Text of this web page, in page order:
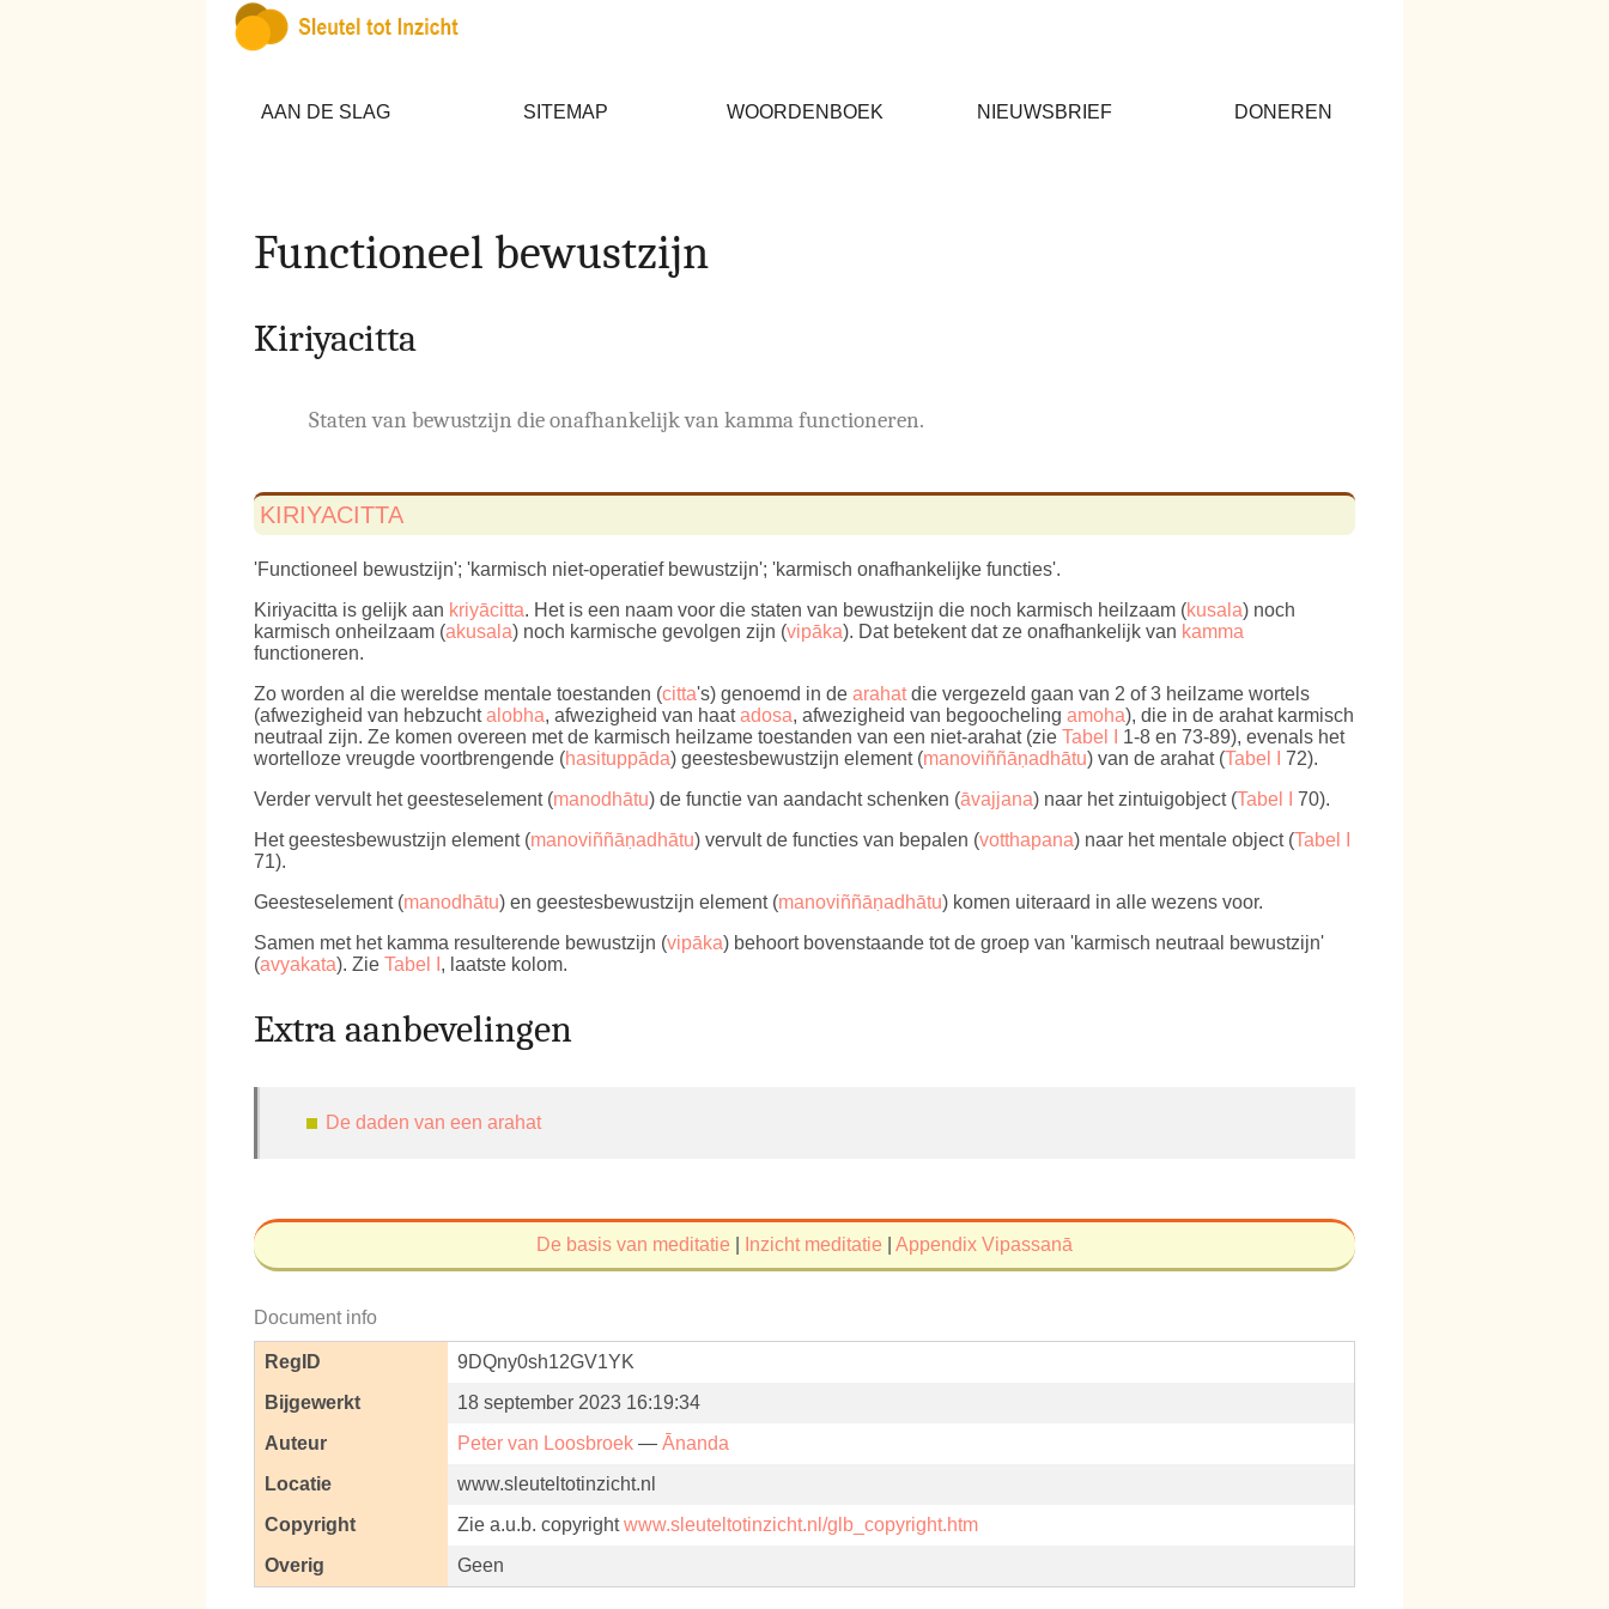
AAN DE SLAG SITEMAP WOORDENBOEK NIEUWSBRIEF DONEREN
Functioneel bewustzijn
Kiriyacitta
Staten van bewustzijn die onafhankelijk van kamma functioneren.
KIRIYACITTA
'Functioneel bewustzijn'; 'karmisch niet-operatief bewustzijn'; 'karmisch onafhankelijke functies'.
Kiriyacitta is gelijk aan kriyācitta. Het is een naam voor die staten van bewustzijn die noch karmisch heilzaam (kusala) noch
karmisch onheilzaam (akusala) noch karmische gevolgen zijn (vipāka). Dat betekent dat ze onafhankelijk van kamma
functioneren.
Zo worden al die wereldse mentale toestanden (citta's) genoemd in de arahatdie vergezeld gaan van 2 of 3 heilzame wortels
(afwezigheid van hebzuchtalobha, afwezigheid van haatadosa, afwezigheid van begoocheling amoha), die in de arahat karmisch
neutraal zijn. Ze komen overeen met de karmisch heilzame toestanden van een niet-arahat (zie Tabel I
1-8 en 73-89), evenals het
wortelloze vreugde voortbrengende (hasituppāda) geestesbewustzijn element (manoviññāṇadhātu) van de arahat (Tabel I
72).
Verder vervult het geesteselement (manodhātu) de functie van aandacht schenken (āvajjana) naar het zintuigobject (Tabel I
70).
Het geestesbewustzijn element (manoviññāṇadhātu) vervult de functies van bepalen (votthapana) naar het mentale object (Tabel I
71).
Geesteselement (manodhātu) en geestesbewustzijn element (manoviññāṇadhātu) komen uiteraard in alle wezens voor.
Samen met het kamma resulterende bewustzijn (vipāka) behoort bovenstaande tot de groep van 'karmisch neutraal bewustzijn'
(avyakata). Zie Tabel I , laatste kolom.
Extra aanbevelingen
De daden van een arahat
De basis van meditatie Inzicht meditatie Appendix Vipassanā
Document info
RegID
9DQny0sh12GV1YK
Bijgewerkt
18 september 2023 16:19:34
Auteur
Peter van Loosbroek — Ānanda
Locatie
www.sleuteltotinzicht.nl
Copyright
Zie a.u.b. copyrightwww.sleuteltotinzicht.nl/glb_copyright.htm
Overig
Geen